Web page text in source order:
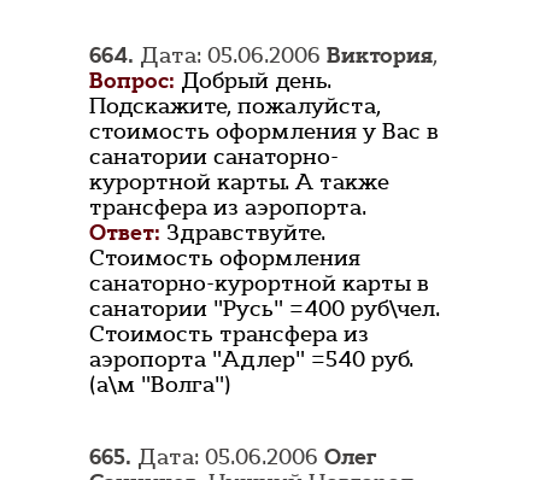
664. Дата: 05.06.2006 Виктория,
Вопрос: Добрый день.
Подскажите, пожалуйста,
стоимость оформления у Вас в
санатории санаторно-
курортной карты. А также
трансфера из аэропорта.
Ответ: Здравствуйте.
Стоимость оформления
санаторно-курортной карты в
санатории "Русь" =400 руб\чел.
Стоимость трансфера из
аэропорта "Адлер" =540 руб.
(а\м "Волга")
665. Дата: 05.06.2006 Олег